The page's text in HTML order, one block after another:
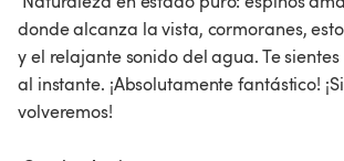
donde alcanza la vista, cormoranes,
y el relajante sonido del agua. Te
al instante. ¡Absolutamente fantástico!
volveremos!